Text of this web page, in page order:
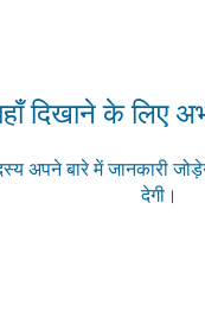
दिखाने के लिए
अपने बारे में जानकारी
देगी।